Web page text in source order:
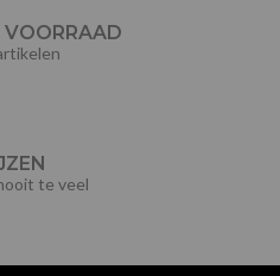
VOORRAAD
te veel